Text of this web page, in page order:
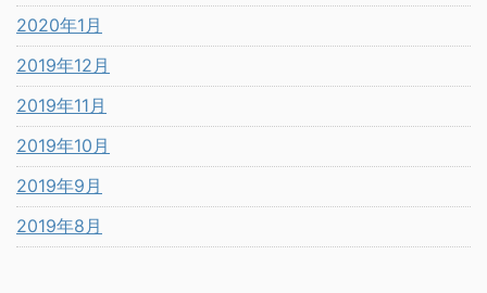
2020年1月
2019年12月
2019年11月
2019年10月
2019年9月
2019年8月